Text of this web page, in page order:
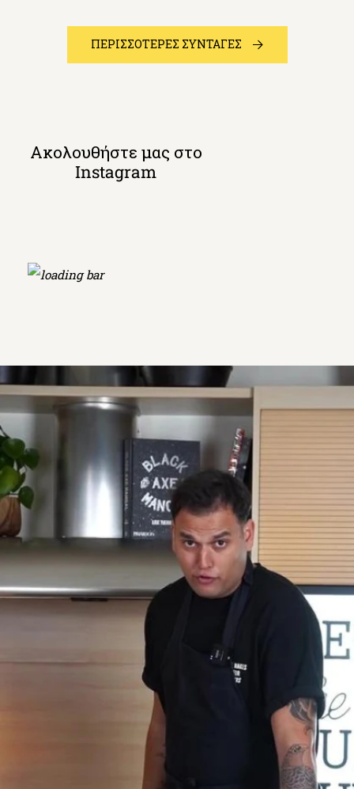
ΠΕΡΙΣΣΟΤΕΡΕΣ ΣΥΝΤΑΓΕΣ
Ακολουθήστε μας στο
Instagram